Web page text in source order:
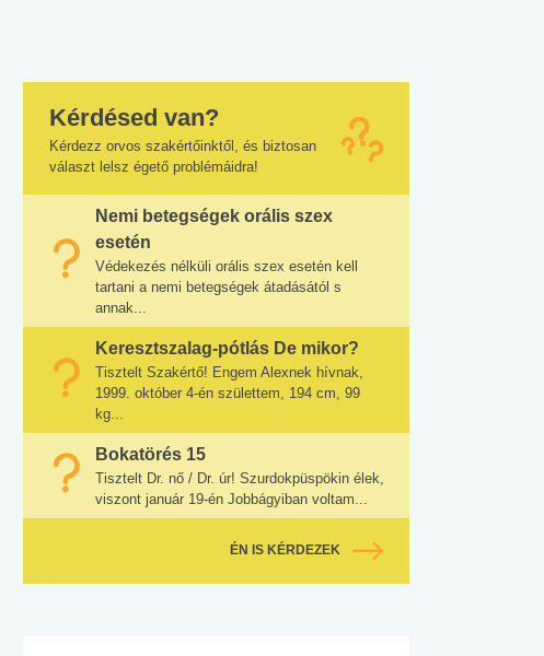
Kérdésed van?
Kérdezz orvos szakértőinktől, és biztosan
választ lelsz égető problémáidra!
Nemi betegségek orális szex
esetén
Védekezés nélküli orális szex esetén kell
tartani a nemi betegségek átadásától s
annak...
Keresztszalag-pótlás De mikor?
Tisztelt Szakértő! Engem Alexnek hívnak,
1999. október 4-én születtem, 194 cm, 99
kg...
Bokatörés 15
Tisztelt Dr. nő / Dr. úr! Szurdokpüspökin élek,
viszont január 19-én Jobbágyiban voltam...
ÉN IS KÉRDEZEK